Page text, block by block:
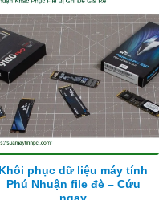
Khôi phục dữ liệu máy tính
Phú Nhuận file đè – Cứu